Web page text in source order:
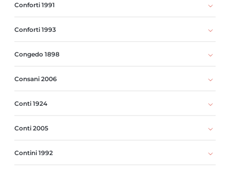
Conforti 1991
Conforti 1993
Congedo 1898
Consani 2006
Conti 1924
Conti 2005
Contini 1992